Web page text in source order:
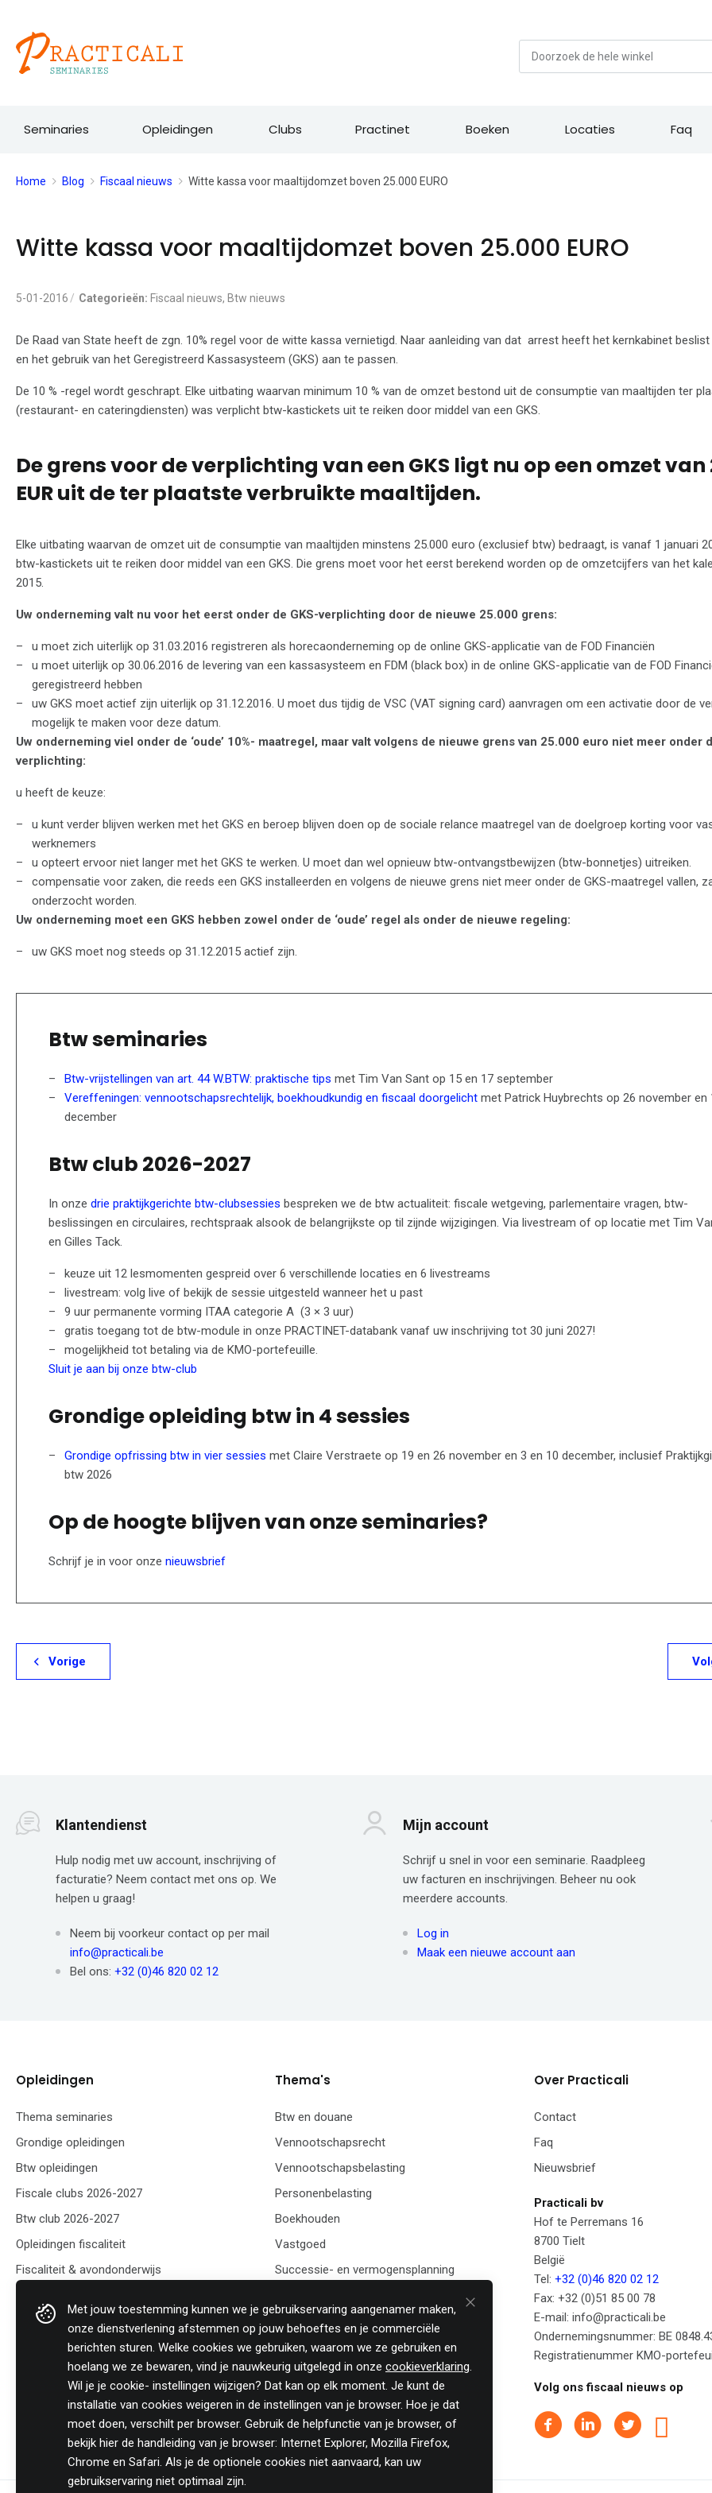
Met jouw toestemming kunnen we je gebruikservaring aangenamer maken,
onze dienstverlening afstemmen op jouw behoeftes en je commerciële
berichten sturen. Welke cookies we gebruiken, waarom we ze gebruiken en
hoelang we ze bewaren, vind je nauwkeurig uitgelegd in onze cookieverklaring.
Wil je je cookie- instellingen wijzigen? Dat kan op elk moment. Je kunt de
installatie van cookies weigeren in de instellingen van je browser. Hoe je dat
moet doen, verschilt per browser. Gebruik de helpfunctie van je browser, of
bekijk hier de handleiding van je browser: Internet Explorer, Mozilla Firefox,
Chrome en Safari. Als je de optionele cookies niet aanvaard, kan uw
gebruikservaring niet optimaal zijn.
Ga
naar
de
Seminaries Opleidingen Clubs Practinet Boeken Locaties Faq
Home Blog Fiscaal nieuws Witte kassa voor maaltijdomzet boven 25.000 EURO
Witte kassa voor maaltijdomzet boven 25.000 EURO
5-01-2016 Categorieën: Fiscaal nieuws, Btw nieuws
De Raad van State heeft de zgn. 10% regel voor de witte kassa vernietigd. Naar aanleiding van dat arrest heeft het kernkabinet beslist
en het gebruik van het Geregistreerd Kassasysteem (GKS) aan te passen.
De 10 % -regel wordt geschrapt. Elke uitbating waarvan minimum 10 % van de omzet bestond uit de consumptie van maaltijden ter
(restaurant- en cateringdiensten) was verplicht btw-kastickets uit te reiken door middel van een GKS.
De grens voor de verplichting van een GKS ligt nu op een omzet van
EUR uit de ter plaatste verbruikte maaltijden.
Elke uitbating waarvan de omzet uit de consumptie van maaltijden minstens 25.000 euro (exclusief btw) bedraagt, is vanaf 1 januari
btw-kastickets uit te reiken door middel van een GKS. Die grens moet voor het eerst berekend worden op de omzetcijfers van het
2015.
Uw onderneming valt nu voor het eerst onder de GKS-verplichting door de nieuwe 25.000 grens:
u moet zich uiterlijk op 31.03.2016 registreren als horecaonderneming op de online GKS-applicatie van de FOD Financiën
u moet uiterlijk op 30.06.2016 de levering van een kassasysteem en FDM (black box) in de online GKS-applicatie van de FOD
geregistreerd hebben
uw GKS moet actief zijn uiterlijk op 31.12.2016. U moet dus tijdig de VSC (VAT signing card) aanvragen om een activatie door de
mogelijk te maken voor deze datum.
Uw onderneming viel onder de ‘oude’ 10%- maatregel, maar valt volgens de nieuwe grens van 25.000 euro niet meer onder
verplichting:
u heeft de keuze:
u kunt verder blijven werken met het GKS en beroep blijven doen op de sociale relance maatregel van de doelgroep korting voor
werknemers
u opteert ervoor niet langer met het GKS te werken. U moet dan wel opnieuw btw-ontvangstbewijzen (btw-bonnetjes) uitreiken.
compensatie voor zaken, die reeds een GKS installeerden en volgens de nieuwe grens niet meer onder de GKS-maatregel vallen,
onderzocht worden.
Uw onderneming moet een GKS hebben zowel onder de ‘oude’ regel als onder de nieuwe regeling:
uw GKS moet nog steeds op 31.12.2015 actief zijn.
Btw seminaries
Btw-vrijstellingen van art. 44 W.BTW: praktische tips met Tim Van Sant op 15 en 17 september
Vereffeningen: vennootschapsrechtelijk, boekhoudkundig en fiscaal doorgelicht met Patrick Huybrechts op 26 november en
december
Btw club 2026-2027
In onze drie praktijkgerichte btw-clubsessies bespreken we de btw actualiteit: fiscale wetgeving, parlementaire vragen, btw-
beslissingen en circulaires, rechtspraak alsook de belangrijkste op til zijnde wijzigingen. Via livestream of op locatie met Tim
en Gilles Tack.
keuze uit 12 lesmomenten gespreid over 6 verschillende locaties en 6 livestreams
livestream: volg live of bekijk de sessie uitgesteld wanneer het u past
9 uur permanente vorming ITAA categorie A (3 × 3 uur)
gratis toegang tot de btw-module in onze PRACTINET-databank vanaf uw inschrijving tot 30 juni 2027!
mogelijkheid tot betaling via de KMO-portefeuille.
Sluit je aan bij onze btw-club
Grondige opleiding btw in 4 sessies
Grondige opfrissing btw in vier sessies met Claire Verstraete op 19 en 26 november en 3 en 10 december, inclusief
btw 2026
Op de hoogte blijven van onze seminaries?
Schrijf je in voor onze nieuwsbrief
Vorige
Klantendienst
Hulp nodig met uw account, inschrijving of
facturatie? Neem contact met ons op. We
helpen u graag!
Neem bij voorkeur contact op per mail
info@practicali.be
Bel ons: +32 (0)46 820 02 12
Mijn account
Schrijf u snel in voor een seminarie. Raadpleeg
uw facturen en inschrijvingen. Beheer nu ook
meerdere accounts.
Log in
Maak een nieuwe account aan
Opleidingen
Thema seminaries
Grondige opleidingen
Btw opleidingen
Fiscale clubs 2026-2027
Btw club 2026-2027
Opleidingen fiscaliteit
Fiscaliteit & avondonderwijs
Opleiding PB & VenB
Opleiding btw
Opleiding vennootschapsbelasting
Thema's
Btw en douane
Vennootschapsrecht
Vennootschapsbelasting
Personenbelasting
Boekhouden
Vastgoed
Successie- en vermogensplanning
Over Practicali
Contact
Faq
Nieuwsbrief
Practicali bv
Hof te Perremans 16
8700 Tielt
België
Tel: +32 (0)46 820 02 12
Fax: +32 (0)51 85 00 78
E-mail: info@practicali.be
Ondernemingsnummer: BE
Registratienummer KMO-
Volg ons fiscaal nieuws op